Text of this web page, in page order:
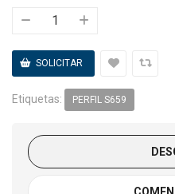
Etiquetas: PERFIL S659